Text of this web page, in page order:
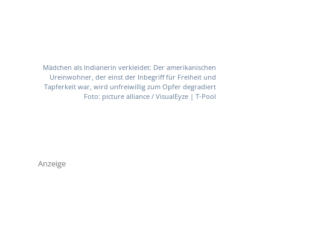
Mädchen als Indianerin verkleidet: Der amerikanischen
Ureinwohner, der einst der Inbegriff für Freiheit und
Tapferkeit war, wird unfreiwillig zum Opfer degradiert
Foto: picture alliance / VisualEyze | T-Pool
Anzeige